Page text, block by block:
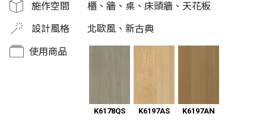
施作空間 櫃、牆、桌、床頭牆、天花板
設計風格 北歐風、新古典
使用商品
K6178QS K6197AS K6197AN